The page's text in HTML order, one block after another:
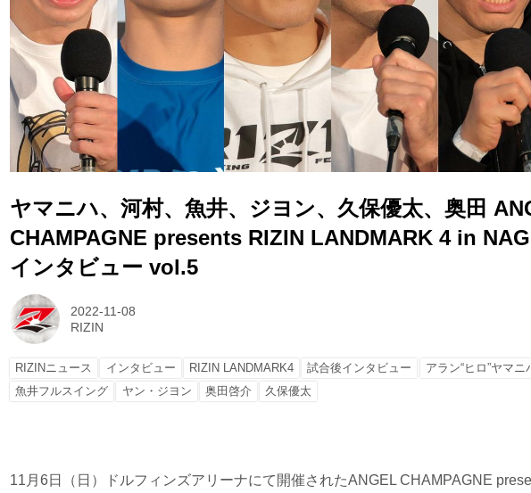
ヤマニハ、河村、魚井、ジヨン、久保優太、奥田
CHAMPAGNE presents RIZIN LANDMARK 4 in
インタビュー vol.5
2022-11-08
RIZIN
RIZINニュース インタビュー RIZIN LANDMARK4 試合後インタビュー アラン“ヒロ”ヤマニ
魚井フルスイング
ヤン・ジヨン 奥田啓介 久保優太
11月6日（日）ドルフィンズアリーナにて開催されたANGEL CHAMPAGNE